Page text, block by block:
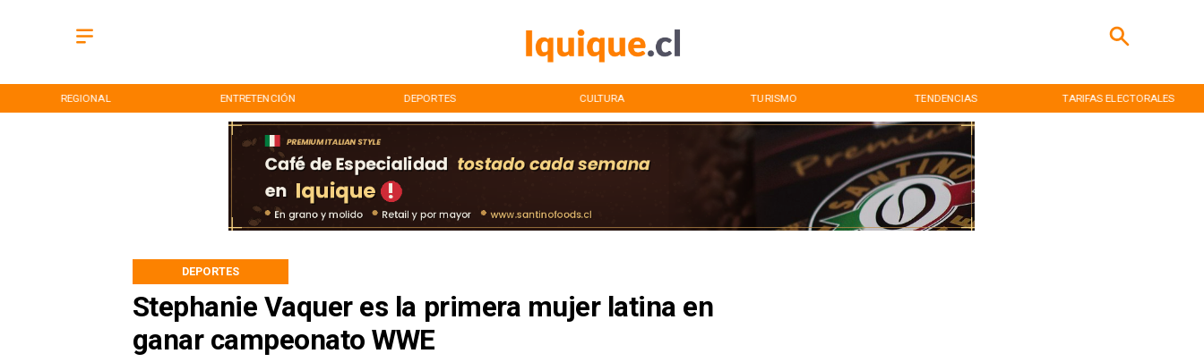
REGIONAL ENTRETENCIÓN DEPORTES CULTURA TURISMO TENDENCIAS TARIFAS ELECTORALES
Stephanie Vaquer es la primera mujer latina en
ganar campeonato WWE
DEPORTES